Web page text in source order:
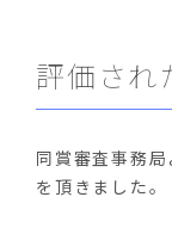
評価され
同賞審査事務
を頂きました。